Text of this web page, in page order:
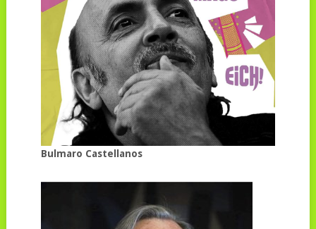
Bulmaro Castellanos